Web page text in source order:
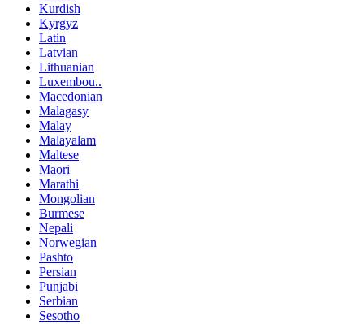
Kurdish
Kyrgyz
Latin
Latvian
Lithuanian
Luxembou..
Macedonian
Malagasy
Malay
Malayalam
Maltese
Maori
Marathi
Mongolian
Burmese
Nepali
Norwegian
Pashto
Persian
Punjabi
Serbian
Sesotho